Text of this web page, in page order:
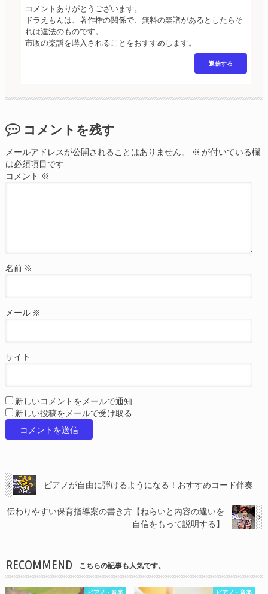
コメントありがとうございます。
ドラえもんは、著作権の関係で、無料の楽譜があるとしたらそ
れは違法のものです。
市販の楽譜を購入されることをおすすめします。
返信する
コメントを残す
メールアドレスが公開されることはありません。 ※ が付いている欄
は必須項目です
コメント ※
名前 ※
メール ※
サイト
新しいコメントをメールで通知
新しい投稿をメールで受け取る
ピアノが自由に弾けるようになる！おすすめコード伴奏
伝わりやすい保育指導案の書き方【ねらいと内容の違いを
自信をもって説明する】
RECOMMEND こちらの記事も人気です。
ピアノ・音楽 ピアノ・音楽